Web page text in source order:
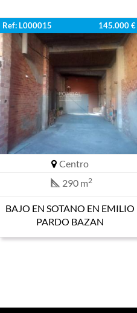
Ref: L000015 145.000 €
Centro
290 m2
BAJO EN SOTANO EN EMILIO
PARDO BAZAN